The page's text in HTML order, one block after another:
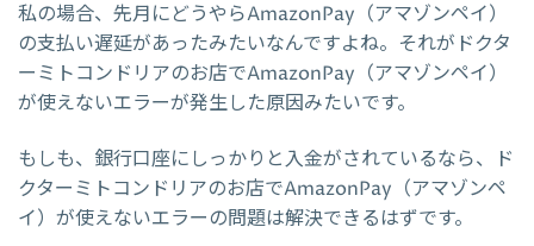
私の場合、先月にどうやらAmazonPay（アマゾンペイ）
の支払い遅延があったみたいなんですよね。それがドクタ
ーミトコンドリアのお店でAmazonPay（アマゾンペイ）
が使えないエラーが発生した原因みたいです。
もしも、銀行口座にしっかりと入金がされているなら、ド
クターミトコンドリアのお店でAmazonPay（アマゾンペ
イ）が使えないエラーの問題は解決できるはずです。